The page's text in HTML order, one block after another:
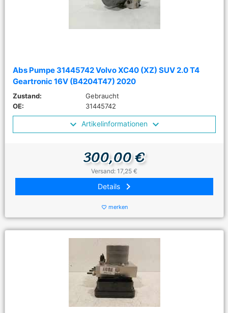
Abs Pumpe 31445742 Volvo XC40 (XZ) SUV 2.0 T4
Geartronic 16V (B4204T47) 2020
Zustand:
Gebraucht
OE:
31445742
Artikelinformationen
300,00 €
Versand: 17,25 €
Details keyboard_arrow_right
favorite_border merken